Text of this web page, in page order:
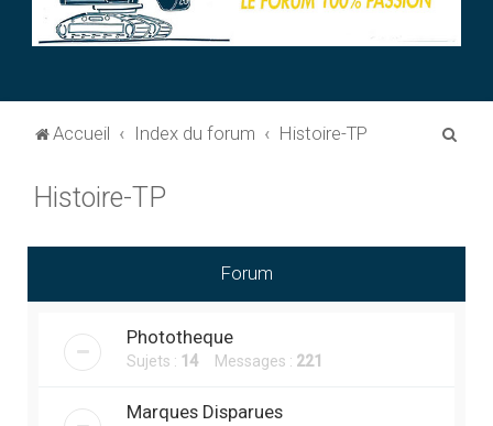
Accueil Index du forum Histoire-TP
Histoire-TP
Forum
Phototheque
Sujets : 14 Messages : 221
Marques Disparues